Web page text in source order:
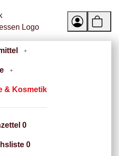
& Kosmetik
0
0